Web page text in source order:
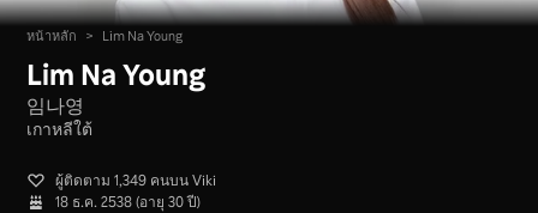
หน้าหลัก > Lim Na Young
Lim Na Young
임나영
เกาหลีใต้
ผู้ติดตาม 1,349 คนบน Viki
18 ธ.ค. 2538 (อายุ 30 ปี)